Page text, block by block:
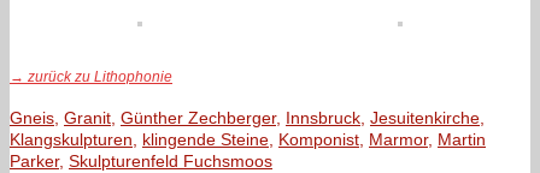
→ zurück zu Lithophonie
Gneis Granit Günther Zechberger, Innsbruck Jesuitenkirche
Klangskulpturen
klingende Steine Komponist Marmor, Martin
Parker, Skulpturenfeld Fuchsmoos